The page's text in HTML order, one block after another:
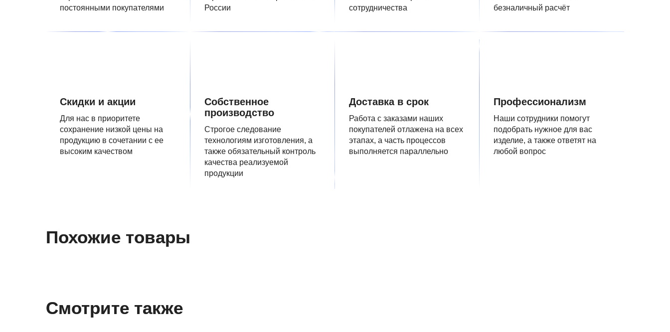
постоянными покупателями
России
сотрудничества
безналичный расчёт
Скидки и акции
Для нас в приоритете
сохранение низкой цены на
продукцию в сочетании с ее
высоким качеством
Собственное
производство
Строгое следование
технологиям изготовления, а
также обязательный контроль
качества реализуемой
продукции
Доставка в срок
Работа с заказами наших
покупателей отлажена на всех
этапах, а часть процессов
выполняется параллельно
Профессионализм
Наши сотрудники помогут
подобрать нужное для вас
изделие, а также ответят на
любой вопрос
Похожие товары
Смотрите также